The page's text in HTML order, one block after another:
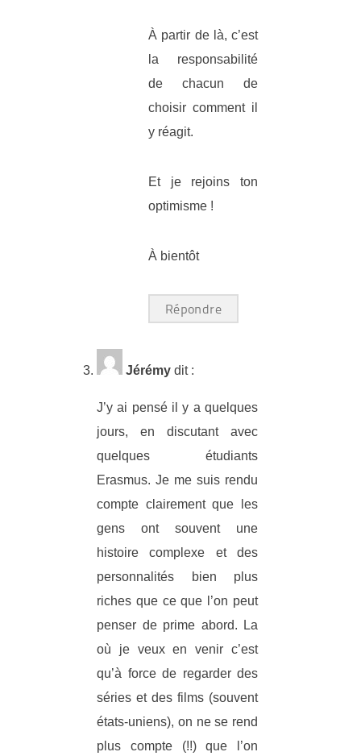
À partir de là, c’est
la responsabilité
de chacun de
choisir comment il
y réagit.
Et je rejoins ton
optimisme !
À bientôt
Répondre
Jérémy dit :
J’y ai pensé il y a quelques
jours, en discutant avec
quelques étudiants
Erasmus. Je me suis rendu
compte clairement que les
gens ont souvent une
histoire complexe et des
personnalités bien plus
riches que ce que l’on peut
penser de prime abord. La
où je veux en venir c’est
qu’à force de regarder des
séries et des films (souvent
états-uniens), on ne se rend
plus compte (!!) que l’on